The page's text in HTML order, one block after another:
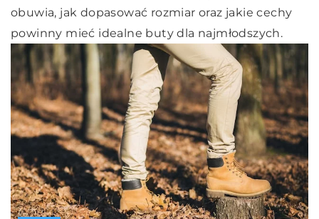
obuwia, jak dopasować rozmiar oraz jakie cechy
powinny mieć idealne buty dla najmłodszych.